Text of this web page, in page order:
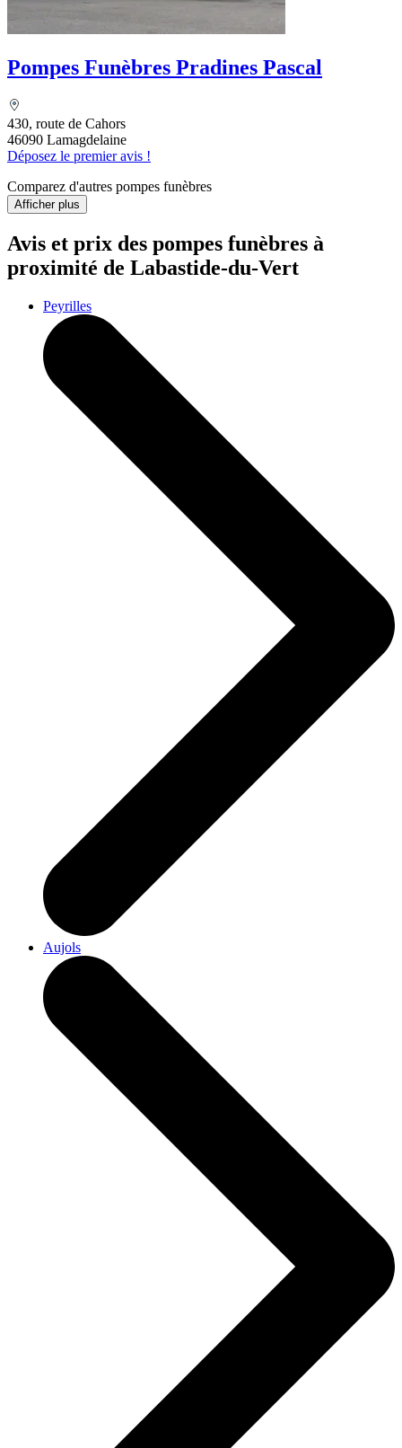
Pompes Funèbres Pradines Pascal
430, route de Cahors
46090 Lamagdelaine
Déposez le premier avis !
Comparez d'autres pompes funèbres
Afficher plus
Avis et prix des pompes funèbres à
proximité de Labastide-du-Vert
Peyrilles
Aujols